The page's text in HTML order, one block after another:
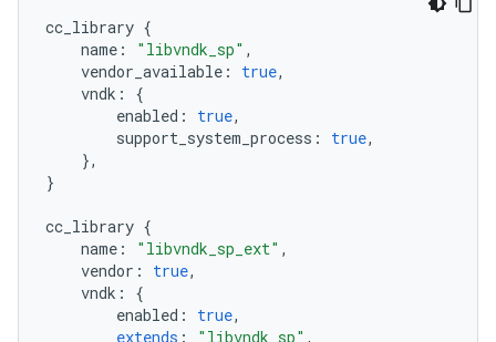
cc_library {
name : "libvndk_sp" ,
vendor_available : true,
vndk :
{
enabled : true,
support_system_process : true,
},
}
cc_library {
name : "libvndk_sp_ext" ,
vendor : true,
vndk :
{
enabled : true,
extends : "libvndk_sp" ,